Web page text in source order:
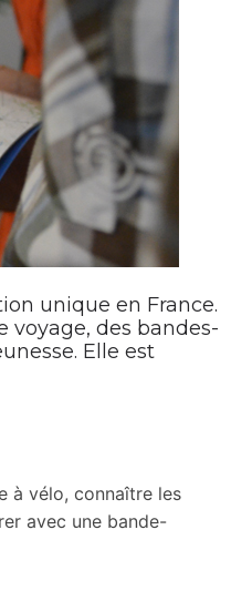
unique en France.
voyage, des bandes-
Elle est
à vélo, connaître les
avec une bande-